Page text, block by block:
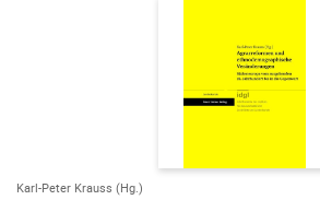
Karl-Peter Krauss (Hg.)